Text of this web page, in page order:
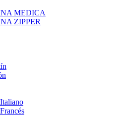
MEDICA
ZIPPER